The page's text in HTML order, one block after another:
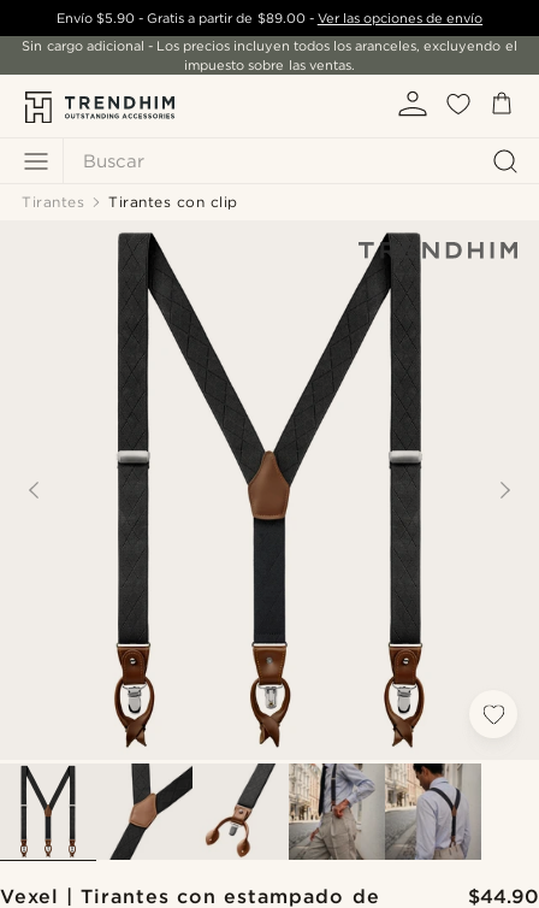
Buscar
Envío $5.90- Gratis a partir de $89.00- Ver las opciones de envío
Sin cargo adicional - Los precios incluyen todos los aranceles, excluyendo el
impuesto sobre las ventas.
Tirantes Tirantes con clip
Vexel | Tirantes con estampado de
$44.90